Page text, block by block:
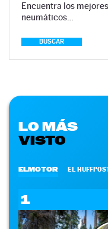
Encuentra los
neumáticos…
BUSCAR
LO MÁS
VISTO
ELMOTOR EL
1